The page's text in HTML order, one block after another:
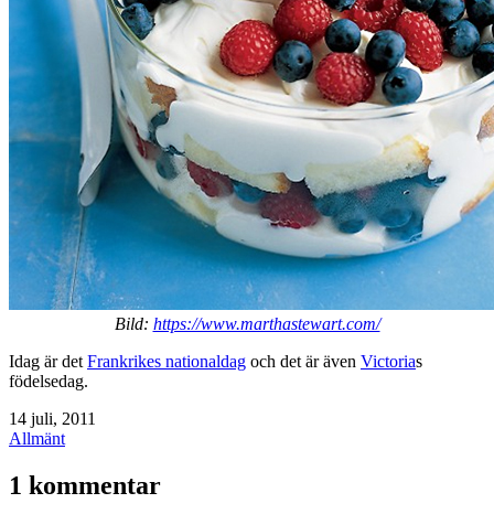
Bild: https://www.marthastewart.com/
Idag är det Frankrikes nationaldag och det är även Victorias
födelsedag.
Publicerat
den
14 juli, 2011
Kategoriserat
Allmänt
1 kommentar